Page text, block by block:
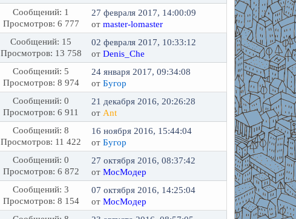
Сообщений: 1
Просмотров: 6 777
27 февраля 2017, 14:00:09
отmaster-lomaster
Сообщений: 15
Просмотров: 13 758
02 февраля 2017, 10:33:12
отDenis_Che
Сообщений: 5
Просмотров: 8 974
24 января 2017, 09:34:08
отБугор
Сообщений: 0
Просмотров: 6 911
21 декабря 2016, 20:26:28
от Ant
Сообщений: 8
Просмотров: 11 422
16 ноября 2016, 15:44:04
отБугор
Сообщений: 0
Просмотров: 6 872
27 октября 2016, 08:37:42
отМосМодер
Сообщений: 3
Просмотров: 8 154
07 октября 2016, 14:25:04
отМосМодер